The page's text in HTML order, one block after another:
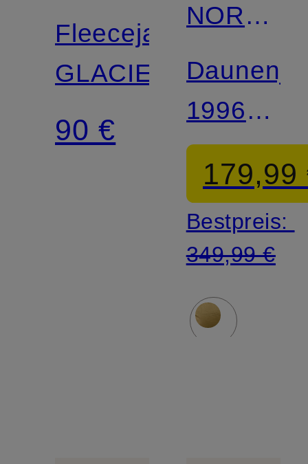
FACE
Fleecejacke
GLACIER
90 €
NORTH
FACE
1996
RETRO
NUPTSE
179,99
Bestpreis:
349,99 €